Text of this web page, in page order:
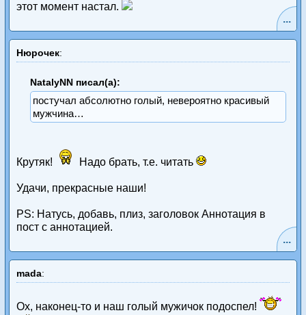
этот момент настал.
...
Нюрочек:
NatalyNN писал(а):
постучал абсолютно голый, невероятно красивый
мужчина…
Крутяк! Надо брать, т.е. читать
Удачи, прекрасные наши!
PS: Натусь, добавь, плиз, заголовок Аннотация в
пост с аннотацией.
...
mada:
Ох, наконец-то и наш голый мужичок подоспел!